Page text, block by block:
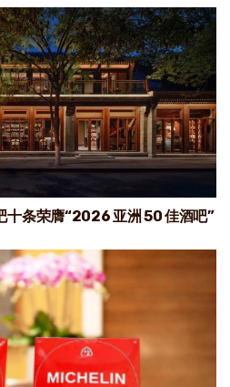
十条荣膺“2026 亚洲 50 佳酒吧”